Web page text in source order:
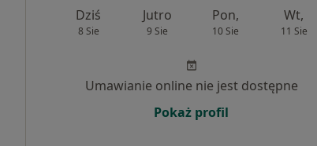
Dziś
8 Sie
Jutro
9 Sie
Pon,
10 Sie
Wt,
11 Sie
Umawianie online nie jest dostępne
Pokaż profil